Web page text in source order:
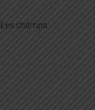
Les champs